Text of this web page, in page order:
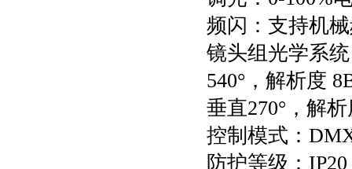
频闪：支持机
镜头组光学系
540°，解析度
垂直270°，解
控制模式：
防护等级：